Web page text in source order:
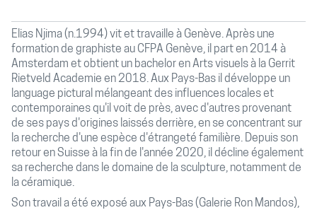
Elias Njima (n.1994) vit et travaille à Genève. Après une
formation de graphiste au CFPA Genève, il part en 2014 à
Amsterdam et obtient un bachelor en Arts visuels à la Gerrit
Rietveld Academie en 2018. Aux Pays-Bas il développe un
language pictural mélangeant des influences locales et
contemporaines qu'il voit de près, avec d'autres provenant
de ses pays d'origines laissés derrière, en se concentrant sur
la recherche d'une espèce d'étrangeté familière. Depuis son
retour en Suisse à la fin de l'année 2020, il décline également
sa recherche dans le domaine de la sculpture, notamment de
la céramique.
Son travail a été exposé aux Pays-Bas (Galerie Ron Mandos),